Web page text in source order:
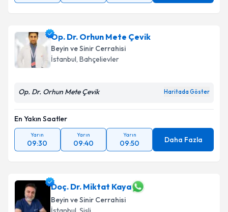
Op. Dr. Orhun Mete Çevik
Beyin ve Sinir Cerrahisi
İstanbul, Bahçelievler
Op. Dr. Orhun Mete Çevik Haritada Göster
En Yakın Saatler
Yarın
09:30
Yarın
09:40
Yarın
09:50 Daha Fazla
Doç. Dr. Miktat Kaya
Beyin ve Sinir Cerrahisi